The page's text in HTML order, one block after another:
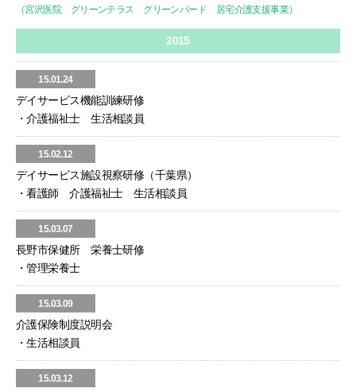
（宮沢医院 グリーンテラス グリーンバード 居宅介護支援事業）
2015
15.01.24
デイサービス機能訓練研修
・介護福祉士 生活相談員
15.02.12
デイサービス施設視察研修（千葉県）
・看護師 介護福祉士 生活相談員
15.03.07
長野市保健所 栄養士研修
・管理栄養士
15.03.09
介護保険制度説明会
・生活相談員
15.03.12